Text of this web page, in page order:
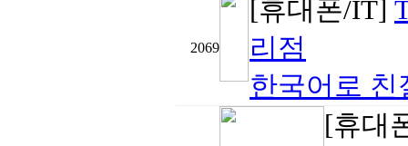
2069
[휴대폰/IT]
리점
한국어로 친
[휴대